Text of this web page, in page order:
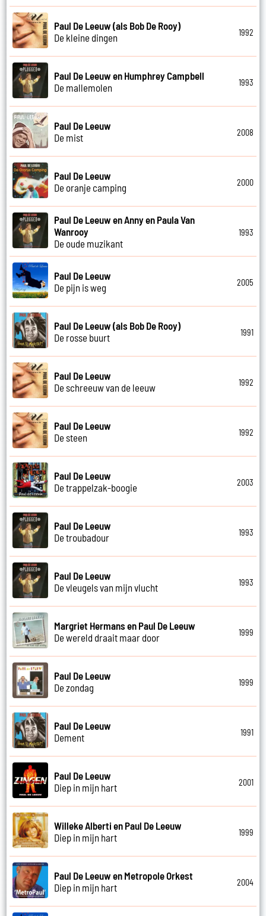
Paul De Leeuw (als Bob De Rooy)
De kleine dingen
1992
Paul De Leeuw en Humphrey Campbell
De mallemolen
1993
Paul De Leeuw
De mist
2008
Paul De Leeuw
De oranje camping
2000
Paul De Leeuw en Anny en Paula Van
Wanrooy
De oude muzikant
1993
Paul De Leeuw
De pijn is weg
2005
Paul De Leeuw (als Bob De Rooy)
De rosse buurt
1991
Paul De Leeuw
De schreeuw van de leeuw
1992
Paul De Leeuw
De steen
1992
Paul De Leeuw
De trappelzak-boogie
2003
Paul De Leeuw
De troubadour
1993
Paul De Leeuw
De vleugels van mijn vlucht
1993
Margriet Hermans en Paul De Leeuw
De wereld draait maar door
1999
Paul De Leeuw
De zondag
1999
Paul De Leeuw
Dement
1991
Paul De Leeuw
Diep in mijn hart
2001
Willeke Alberti en Paul De Leeuw
Diep in mijn hart
1999
Paul De Leeuw en Metropole Orkest
Diep in mijn hart
2004